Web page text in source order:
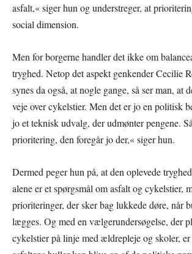
asfalt,« siger hun og understreger, at
social dimension.
Men for borgerne handler det ikke om
tryghed. Netop det aspekt genkender Cecilie
synes da også, at nogle gange, så ser man, at
veje over cykelstier. Men det er jo en politisk
jo et teknisk udvalg, der udmønter pengene.
prioritering, den foregår jo der,« siger hun.
Dermed peger hun på, at den oplevede
alene er et spørgsmål om asfalt og cykelstier,
prioriteringer, der sker bag lukkede døre, når
lægges. Og med en vælgerundersøgelse, der
cykelstier på linje med ældrepleje og skoler,